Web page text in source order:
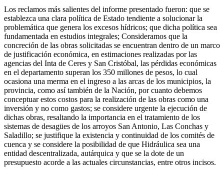
Los reclamos más salientes del informe presentado fueron: que se
establezca una clara política de Estado tendiente a solucionar la
problemática que genera los excesos hídricos; que dicha política sea
fundamentada en estudios integrales; Consideramos que la
concreción de las obras solicitadas se encuentran dentro de un marco
de justificación económica, en estimaciones realizadas por las
agencias del Inta de Ceres y San Cristóbal, las pérdidas económicas
en el departamento superan los 350 millones de pesos, lo cual
ocasiona una merma en el ingreso a las arcas de los municipios, la
provincia, como así también de la Nación, por cuanto debemos
conceptuar estos costos para la realización de las obras como una
inversión y no como gastos; se considere urgente la ejecución de
dichas obras, resaltando la importancia en el tratamiento de los
sistemas de desagües de los arroyos San Antonio, Las Conchas y
Saladillo; se justifique la existencia y continuidad de los comités de
cuenca y se considere la posibilidad de que Hidráulica sea una
entidad descentralizada, autárquica y que se la dote de un
presupuesto acorde a las actuales circunstancias, entre otros incisos.